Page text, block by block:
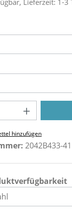
Anzahl:
hinzufügen
2042B433-41